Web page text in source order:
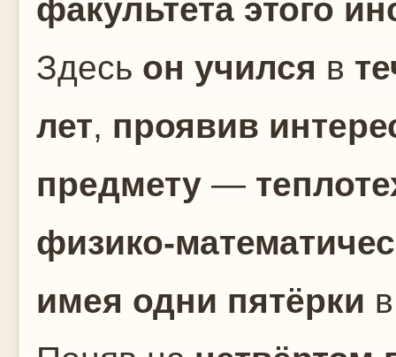
факультета этого
Здесь он учился в
лет, проявив
предмету —
физико-
имея одни пятёрки